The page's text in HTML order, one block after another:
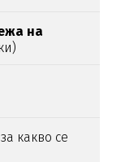
на
какво се